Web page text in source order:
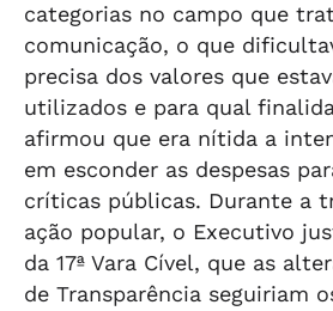
categorias no campo que
comunicação, o que
precisa dos valores que
utilizados e para qual
afirmou que era nítida a
em esconder as despesas
críticas públicas. Durante a
ação popular, o Executivo
da 17ª Vara Cível, que as
de Transparência seguiriam